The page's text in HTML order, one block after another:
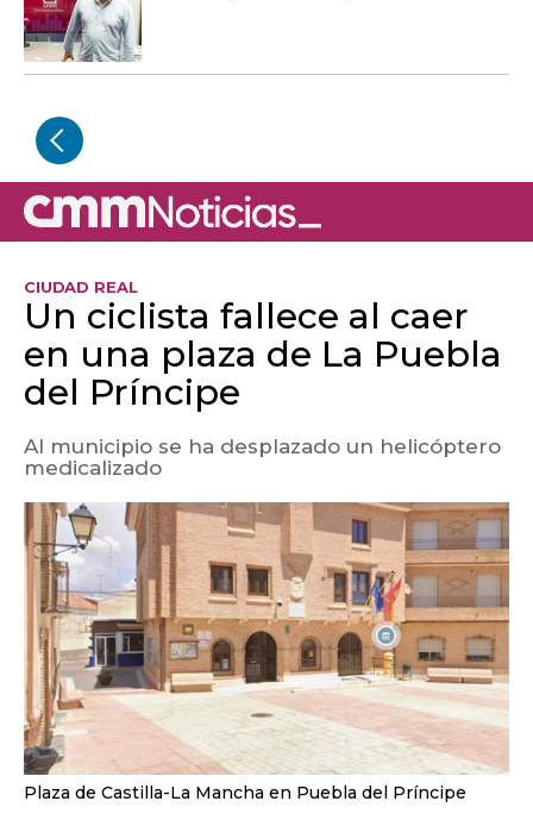
CIUDAD REAL
Un ciclista fallece al caer
en una plaza de La Puebla
del Príncipe
Al municipio se ha desplazado un helicóptero
medicalizado
Plaza de Castilla-La Mancha en Puebla del Príncipe